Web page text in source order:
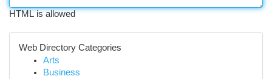
HTML is allowed
Web Directory Categories
Arts
Business